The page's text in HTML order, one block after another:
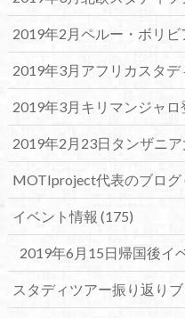
2019年2月ペルー・ボリ
2019年3月アフリカスタデ
2019年3月キリマンジャ
2019年2月23日タンザニ
MOTIproject代表のブログ
イベント情報 (175)
2019年6月15日帰国後イ
スタディツアー振り返り